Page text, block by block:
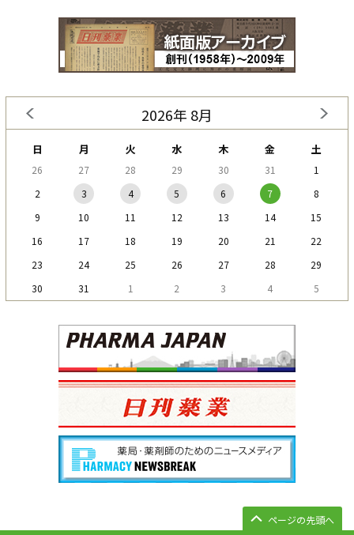
2026年 8月
日 月 火 水 木 金 土
26 27 28 29 30 31
1
2
3 4 5 6 7
8
9
10 11 12 13 14
15
16
17 18 19 20 21
22
23
24 25 26 27 28
29
30
31 1 2 3 4 5
ページの先頭へ